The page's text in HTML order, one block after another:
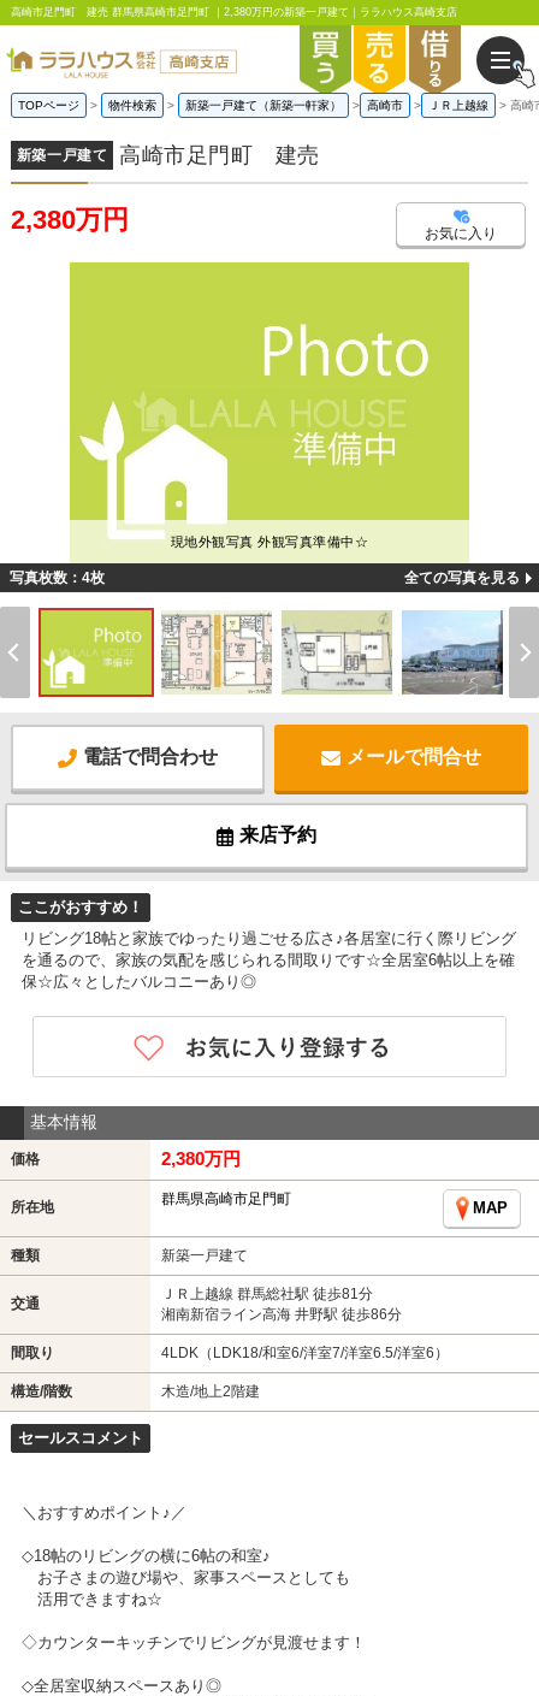
高崎市足門町 建売 群馬県高崎市足門町 ｜2,380万円の新築一戸建て｜ララハウス高崎支店
TOPページ 物件検索 新築一戸建て（新築一軒家） 高崎市 ＪＲ上越線 高崎
新築一戸建て 高崎市足門町 建売
2,380万円 お気に入り
現地外観写真 外観写真準備中☆
写真枚数：4枚 全ての写真を見る
電話で問合わせ メールで問合せ
来店予約
ここがおすすめ！
リビング18帖と家族でゆったり過ごせる広さ♪各居室に行く際リビング
を通るので、家族の気配を感じられる間取りです☆全居室6帖以上を確
保☆広々としたバルコニーあり◎
基本情報
価格 2,380万円
所在地 群馬県高崎市足門町
MAP
種類 新築一戸建て
交通
ＪＲ上越線 群馬総社駅 徒歩81分
湘南新宿ライン高海 井野駅 徒歩86分
間取り 4LDK（LDK18/和室6/洋室7/洋室6.5/洋室6）
構造/階数 木造/地上2階建
セールスコメント
＼おすすめポイント♪／
◇18帖のリビングの横に6帖の和室♪
お子さまの遊び場や、家事スペースとしても
活用できますね☆
◇カウンターキッチンでリビングが見渡せます！
◇全居室収納スペースあり◎